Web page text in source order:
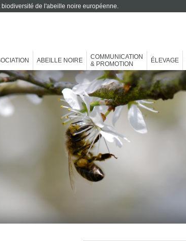
de l'abeille noire européenne.
ABEILLE NOIRE
COMMUNICATION
& PROMOTION
ÉLEVAGE